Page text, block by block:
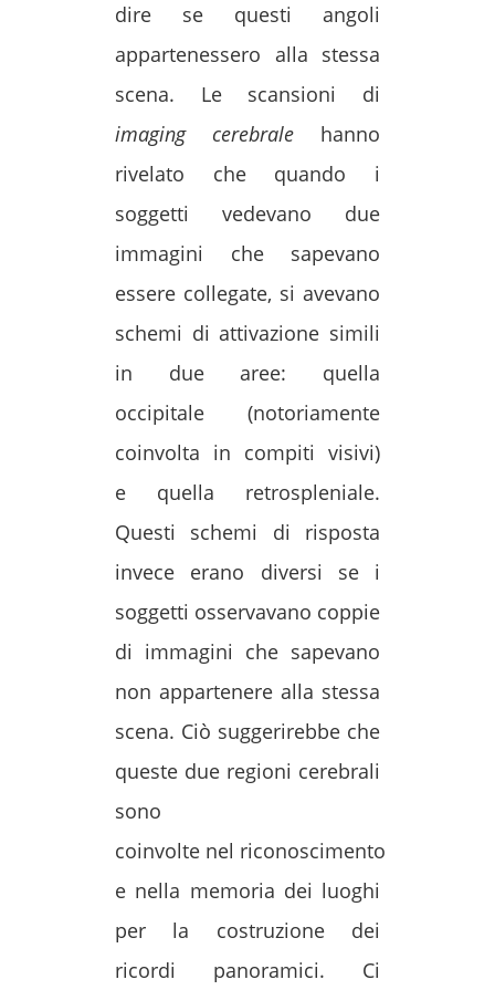
dire se questi angoli
appartenessero alla stessa
scena. Le scansioni di
imaging cerebrale hanno
rivelato che quando i
soggetti vedevano due
immagini che sapevano
essere collegate, si avevano
schemi di attivazione simili
in due aree: quella
occipitale (notoriamente
coinvolta in compiti visivi)
e quella retrospleniale.
Questi schemi di risposta
invece erano diversi se i
soggetti osservavano coppie
di immagini che sapevano
non appartenere alla stessa
scena. Ciò suggerirebbe che
queste due regioni cerebrali
sono
coinvolte nel riconoscimento
e nella memoria dei luoghi
per la costruzione dei
ricordi panoramici. Ci